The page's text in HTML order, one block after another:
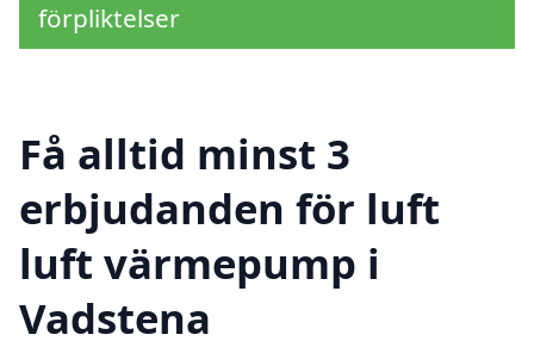
förpliktelser
Få alltid minst 3
erbjudanden för luft
luft värmepump i
Vadstena